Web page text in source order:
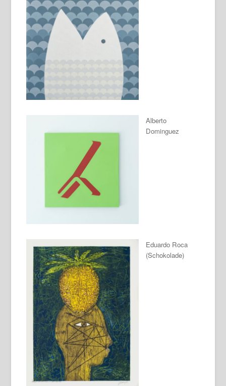
Alberto
Dominguez
Eduardo Roca
(Schokolade)